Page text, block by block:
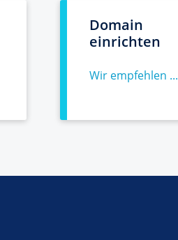
Domain
einrichten
Wir empfehlen ...